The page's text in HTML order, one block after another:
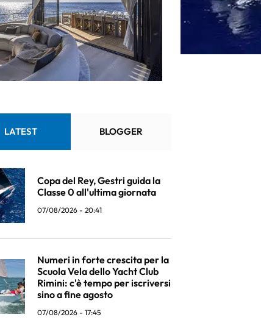
LATEST BLOGGER
Copa del Rey, Gestri guida la
Classe 0 all'ultima giornata
07/08/2026 - 20:41
Numeri in forte crescita per la
Scuola Vela dello Yacht Club
Rimini: c'è tempo per iscriversi
sino a fine agosto
07/08/2026 - 17:45